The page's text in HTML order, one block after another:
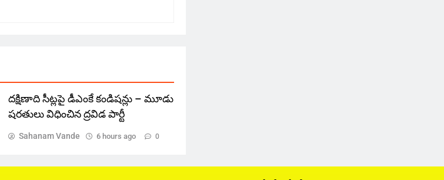
దక్షిణాది సీట్లపై డీఎంకే కండిషన్లు – మూడు
షరతులు విధించిన ద్రవిడ పార్టీ
Sahanam Vande 6 hours ago 0